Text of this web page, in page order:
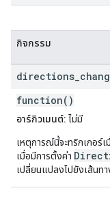
กิจกรรม
directions
function()
อาร์กิวเมนต์: ไม่มี
เหตุการณ์นี้จะทริกเกอร์
เมื่อมีการตั้งค่า
เปลี่ยนแปลงไปยังเส้นทา